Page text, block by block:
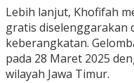
Lebih lanjut, Khofifah
gratis diselenggarakan
keberangkatan.
pada 28 Maret 2025
wilayah Jawa Timur.